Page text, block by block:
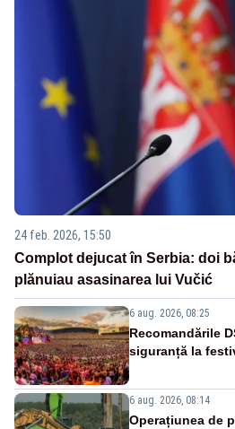
24 feb. 2026, 15:50
Complot dejucat în Serbia: doi
plănuiau asasinarea lui Vučić
6 aug. 2026, 08:25
Recomandările
siguranță la
6 aug. 2026, 08:14
Operațiunea de